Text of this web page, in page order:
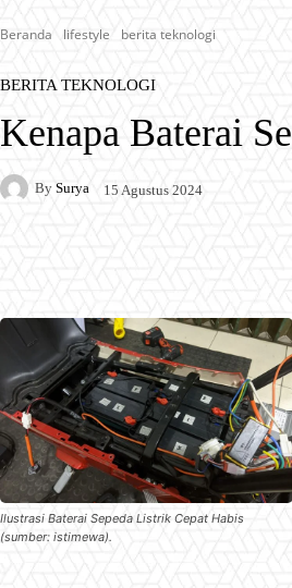
Beranda lifestyle berita teknologi
BERITA TEKNOLOGI
Kenapa Baterai
By Surya 15 Agustus 2024
Ilustrasi Baterai Sepeda Listrik Cepat Habis
(sumber: istimewa).